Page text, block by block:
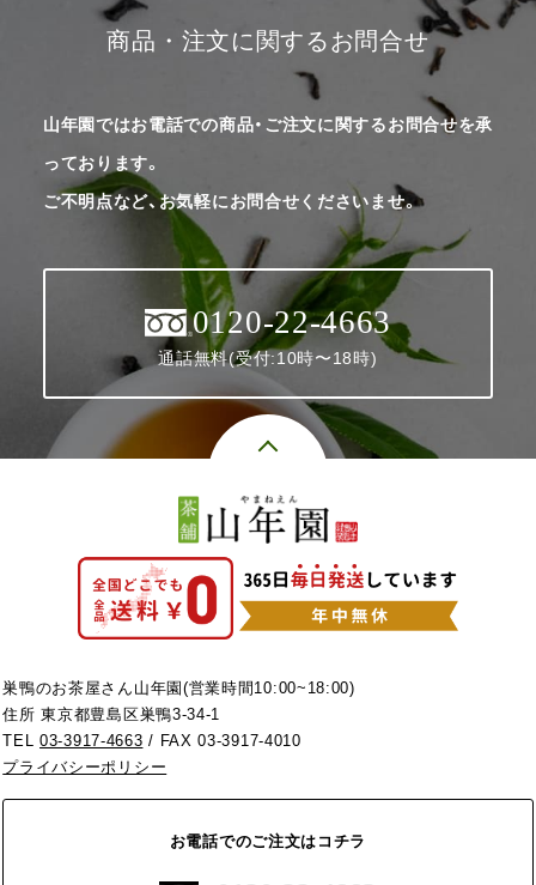
商品・注文に関するお問合せ
山年園ではお電話での商品・ご注文に関するお問合せを承
っております。
ご不明点など、お気軽にお問合せくださいませ。
0120-22-4663
通話無料(受付:10時〜18時)
巣鴨のお茶屋さん山年園(営業時間10:00~18:00)
住所 東京都豊島区巣鴨3-34-1
TEL03-3917-4663 / FAX 03-3917-4010
プライバシーポリシー
お電話でのご注文はコチラ